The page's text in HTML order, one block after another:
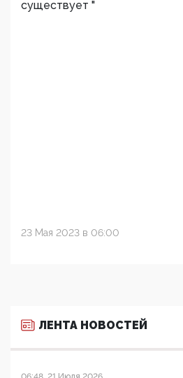
существует "
23 Мая 2023 в 06:00
ЛЕНТА НОВОСТЕЙ